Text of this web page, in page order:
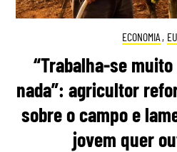
ECONOMIA ,
“Trabalha-se
nada”: agricultor
sobre o campo e
jovem quer